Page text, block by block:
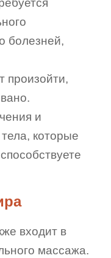
болезней,
произойти,
и
которые
входит в
массажа.